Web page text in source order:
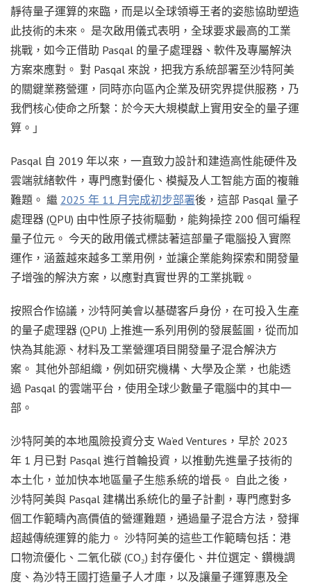
靜待量子運算的來臨，而是以全球領導王者的姿態協助塑造
此技術的未來。 是次啟用儀式表明，全球要求最高的工業
挑戰，如今正借助 Pasqal 的量子處理器、軟件及專屬解決
方案來應對。 對 Pasqal 來說，把我方系統部署至沙特阿美
的關鍵業務營運，同時亦向區內企業及研究界提供服務，乃
我們核心使命之所繫：於今天大規模獻上實用安全的量子運
算。」
Pasqal 自 2019 年以來，一直致力設計和建造高性能硬件及
雲端就緒軟件，專門應對優化、模擬及人工智能方面的複雜
難題。 繼 2025 年 11 月完成初步部署後，這部 Pasqal 量子
處理器 (QPU) 由中性原子技術驅動，能夠操控 200 個可編程
量子位元。 今天的啟用儀式標誌著這部量子電腦投入實際
運作，涵蓋越來越多工業用例，並讓企業能夠探索和開發量
子增強的解決方案，以應對真實世界的工業挑戰。
按照合作協議，沙特阿美會以基礎客戶身份，在可投入生產
的量子處理器 (QPU) 上推進一系列用例的發展藍圖，從而加
快為其能源、材料及工業營運項目開發量子混合解決方
案。 其他外部組織，例如研究機構、大學及企業，也能透
過 Pasqal 的雲端平台，使用全球少數量子電腦中的其中一
部。
沙特阿美的本地風險投資分支 Wa’ed Ventures，早於 2023
年 1 月已對 Pasqal 進行首輪投資，以推動先進量子技術的
本土化，並加快本地區量子生態系統的增長。 自此之後，
沙特阿美與 Pasqal 建構出系統化的量子計劃，專門應對多
個工作範疇內高價值的營運難題，通過量子混合方法，發揮
超越傳統運算的能力。 沙特阿美的這些工作範疇包括：港
口物流優化、二氧化碳 (CO₂) 封存優化、井位選定、鑽機調
度、為沙特王國打造量子人才庫，以及讓量子運算惠及全